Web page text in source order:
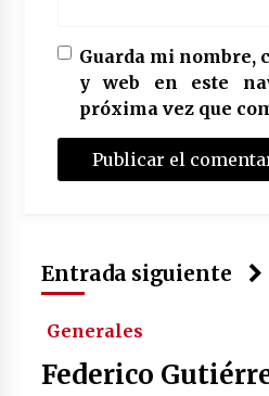
Guarda mi nombre,
y web en este
próxima vez que
Entrada siguiente
Generales
Federico